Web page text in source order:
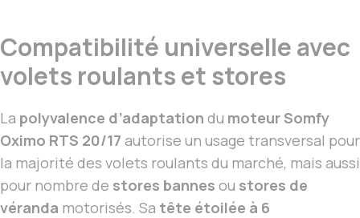
Compatibilité universelle avec
volets roulants et stores
La polyvalence d’adaptation du moteur Somfy
Oximo RTS 20/17 autorise un usage transversal pour
la majorité des volets roulants du marché, mais aussi
pour nombre de stores bannes ou stores de
véranda motorisés. Sa tête étoilée à 6